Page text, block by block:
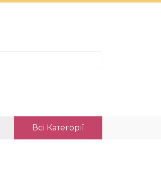
Всі Категорії